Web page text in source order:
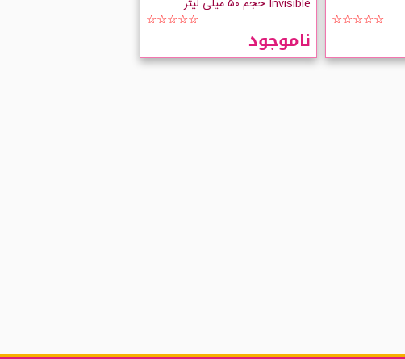
☆☆☆☆☆
Invisible حجم ۵۰ میلی لیتر
☆☆☆☆☆
ناموجود